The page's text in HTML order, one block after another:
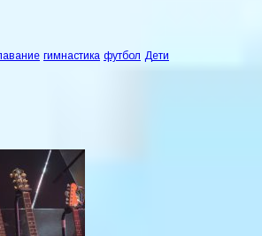
гимнастика футбол Дети